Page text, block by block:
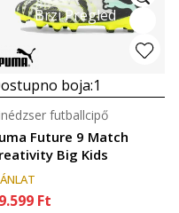
Brzi Pregled
boja:1
Future 9 Match
Big Kids
futballcipő
Ft